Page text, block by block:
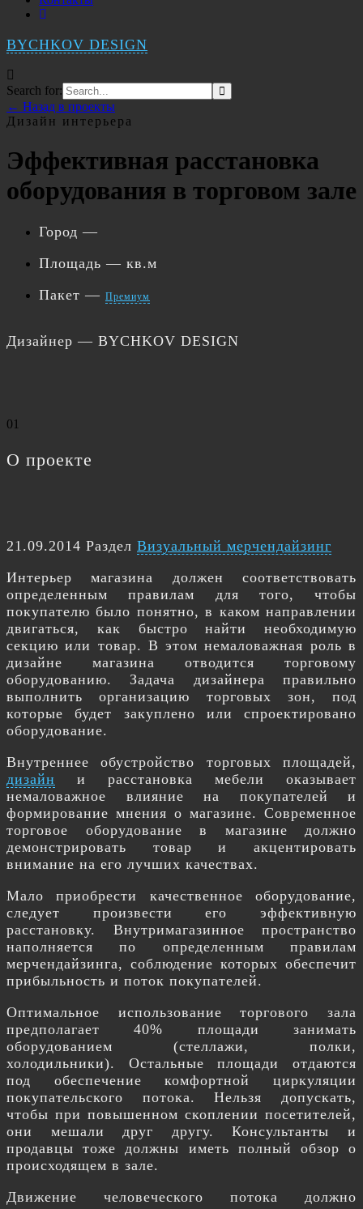
BYCHKOV DESIGN
Search for:
← Назад в проекты
Дизайн интерьера
Эффективная расстановка
оборудования в торговом зале
Город —
Площадь — кв.м
Пакет — Премиум
Дизайнер — BYCHKOV DESIGN
01
О проекте
21.09.2014 Раздел Визуальный мерчендайзинг
Интерьер магазина должен соответствовать
определенным правилам для того, чтобы
покупателю было понятно, в каком направлении
двигаться, как быстро найти необходимую
секцию или товар. В этом немаловажная роль в
дизайне магазина отводится торговому
оборудованию. Задача дизайнера правильно
выполнить организацию торговых зон, под
которые будет закуплено или спроектировано
оборудование.
Внутреннее обустройство торговых площадей,
дизайн и расстановка мебели оказывает
немаловажное влияние на покупателей и
формирование мнения о магазине. Современное
торговое оборудование в магазине должно
демонстрировать товар и акцентировать
внимание на его лучших качествах.
Мало приобрести качественное оборудование,
следует произвести его эффективную
расстановку. Внутримагазинное пространство
наполняется по определенным правилам
мерчендайзинга, соблюдение которых обеспечит
прибыльность и поток покупателей.
Оптимальное использование торгового зала
предполагает 40% площади занимать
оборудованием (стеллажи, полки,
холодильники). Остальные площади отдаются
под обеспечение комфортной циркуляции
покупательского потока. Нельзя допускать,
чтобы при повышенном скоплении посетителей,
они мешали друг другу. Консультанты и
продавцы тоже должны иметь полный обзор о
происходящем в зале.
Движение человеческого потока должно